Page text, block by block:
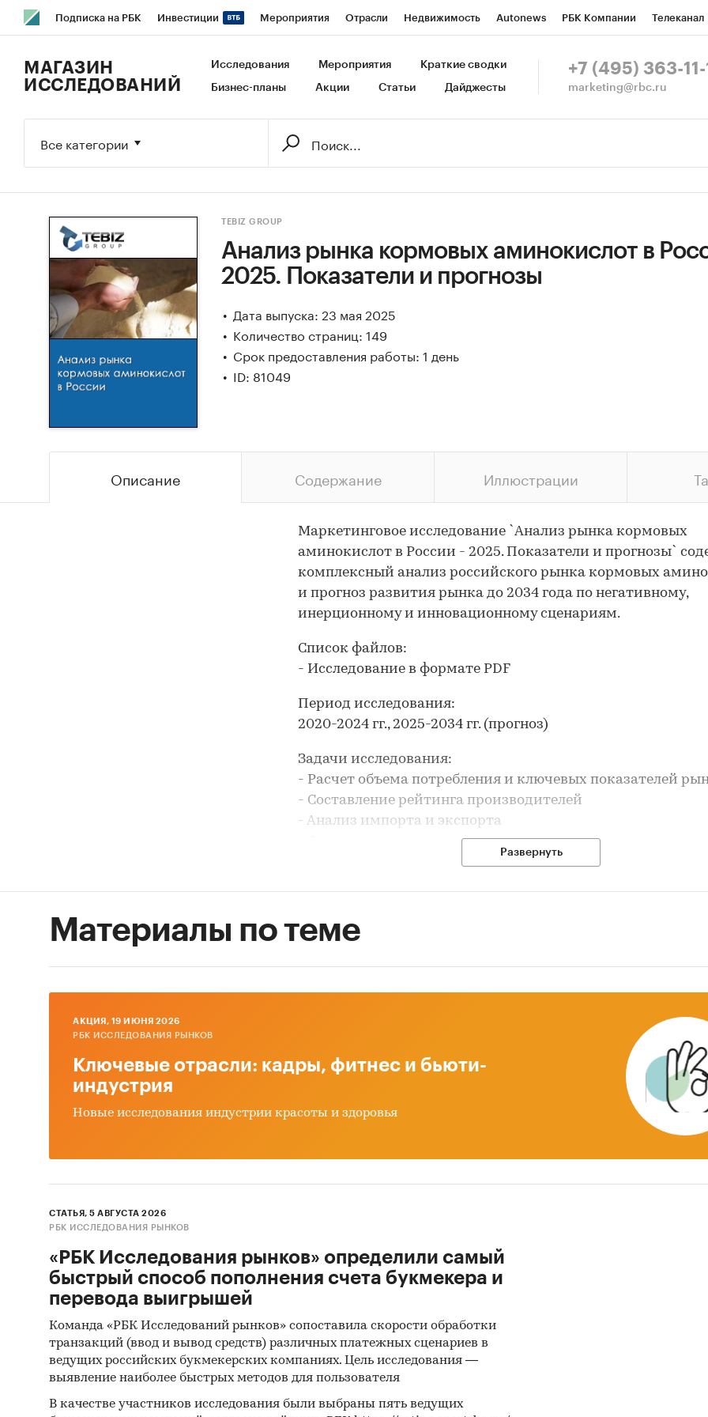
Подписка на РБК Инвестиции Мероприятия Отрасли Недвижимость Autonews РБК Компании Телеканал
Исследования Кредитные рейтинги Франшизы Газета Спецпроекты СПб Конференции СПб Спецпроекты
МАГАЗИН
ИССЛЕДОВАНИЙ
Исследования Мероприятия Краткие сводки
Бизнес-планы Акции Статьи Дайджесты
+7 (495) 363-11-
marketing@rbc.ru
Все категории
TEBIZ GROUP
Анализ рынка кормовых аминокислот в
2025. Показатели и прогнозы
Дата выпуска: 23 мая 2025
Количество страниц: 149
Срок предоставления работы: 1 день
ID: 81049
Описание Содержание Иллюстрации
Маркетинговое исследование `Анализ рынка кормовых
аминокислот в России - 2025. Показатели и прогнозы`
комплексный анализ российского рынка кормовых
и прогноз развития рынка до 2034 года по негативному,
инерционному и инновационному сценариям.
Список файлов:
- Исследование в формате PDF
Период исследования:
2020-2024 гг., 2025-2034 гг. (прогноз)
Задачи исследования:
- Расчет объема потребления и ключевых показателей
- Составление рейтинга производителей
- Анализ импорта и экспорта
- Формирование прогноза развития рынка
ЗАО `ЗАВОД ПРЕМИКСОВ № 1`, АО `АМИНОСИБ`, АО
- Лизин 98,5%
- Триптофан
- Валин
- Прочие кормовые аминокислоты
- high-priced (высоко-ценовой сегмент).
В разделе `Импорт` рассмотрены бренды:
JINGU BIOCHEMICAL TECHNOLOGY, FUFENG, TONGLIAO
BIOLOGICAL SCI-TECH, INNER MONGOLIA EPPEN BIOTECH,
LONGJIANG FUFENG BIOTECHNOLOGIES, SANDIMET, CUC,
DAESANG CORP, CJ (LIAOCHENG) BIOTECH, METEX
Развернуть
Материалы по теме
AКЦИЯ, 19 ИЮНЯ 2026
РБК ИССЛЕДОВАНИЯ РЫНКОВ
Ключевые отрасли: кадры, фитнес и бьюти-
индустрия
Новые исследования индустрии красоты и здоровья
СТАТЬЯ, 5 АВГУСТА 2026
РБК ИССЛЕДОВАНИЯ РЫНКОВ
«РБК Исследования рынков» определили самый
быстрый способ пополнения счета букмекера и
перевода выигрышей
Команда «РБК Исследований рынков» сопоставила скорости обработки
транзакций (ввод и вывод средств) различных платежных сценариев в
ведущих российских букмекерских компаниях. Цель исследования —
выявление наиболее быстрых методов для пользователя
В качестве участников исследования были выбраны пять ведущих